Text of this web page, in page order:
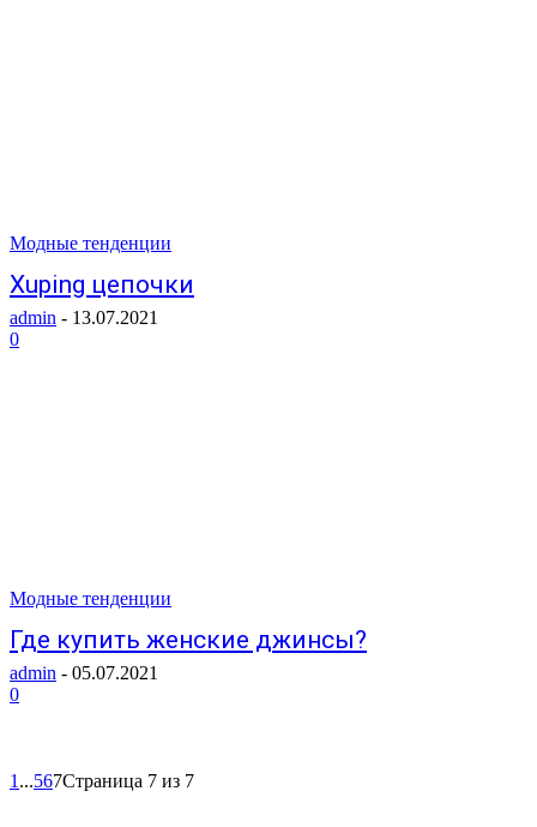
Модные тенденции
Xuping цепочки
admin - 13.07.2021
0
Модные тенденции
Где купить женские джинсы?
admin - 05.07.2021
0
1 ...567Страница 7 из 7